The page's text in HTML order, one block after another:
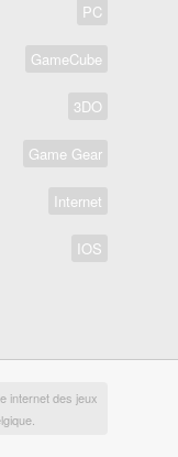
PC
GameCube
3DO
Game Gear
Internet
IOS
internet des jeux